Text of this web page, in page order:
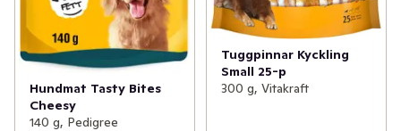
Hundmat Tasty Bites
Cheesy
140 g, Pedigree
Tuggpinnar Kyckling
Small 25-p
300 g, Vitakraft